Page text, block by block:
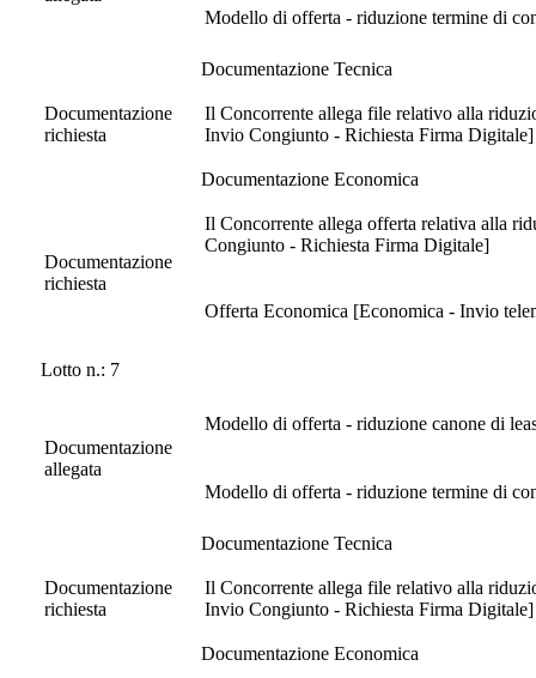
Modello di offerta - riduzione termine di
Documentazione Tecnica
Documentazione
richiesta
Il Concorrente allega file relativo alla
Invio Congiunto - Richiesta Firma Digitale]
Documentazione Economica
Documentazione
richiesta
Il Concorrente allega offerta relativa alla
Congiunto - Richiesta Firma Digitale]
Offerta Economica [Economica - Invio
Lotto n.: 7
Documentazione
allegata
Modello di offerta - riduzione canone di
Modello di offerta - riduzione termine di
Documentazione Tecnica
Documentazione
richiesta
Il Concorrente allega file relativo alla
Invio Congiunto - Richiesta Firma Digitale]
Documentazione Economica